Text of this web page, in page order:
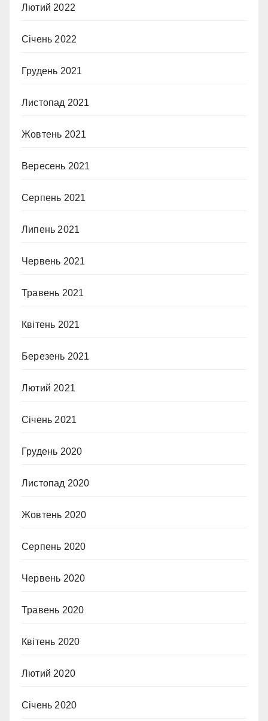
Лютий 2022
Січень 2022
Грудень 2021
Листопад 2021
Жовтень 2021
Вересень 2021
Серпень 2021
Липень 2021
Червень 2021
Травень 2021
Квітень 2021
Березень 2021
Лютий 2021
Січень 2021
Грудень 2020
Листопад 2020
Жовтень 2020
Серпень 2020
Червень 2020
Травень 2020
Квітень 2020
Лютий 2020
Січень 2020